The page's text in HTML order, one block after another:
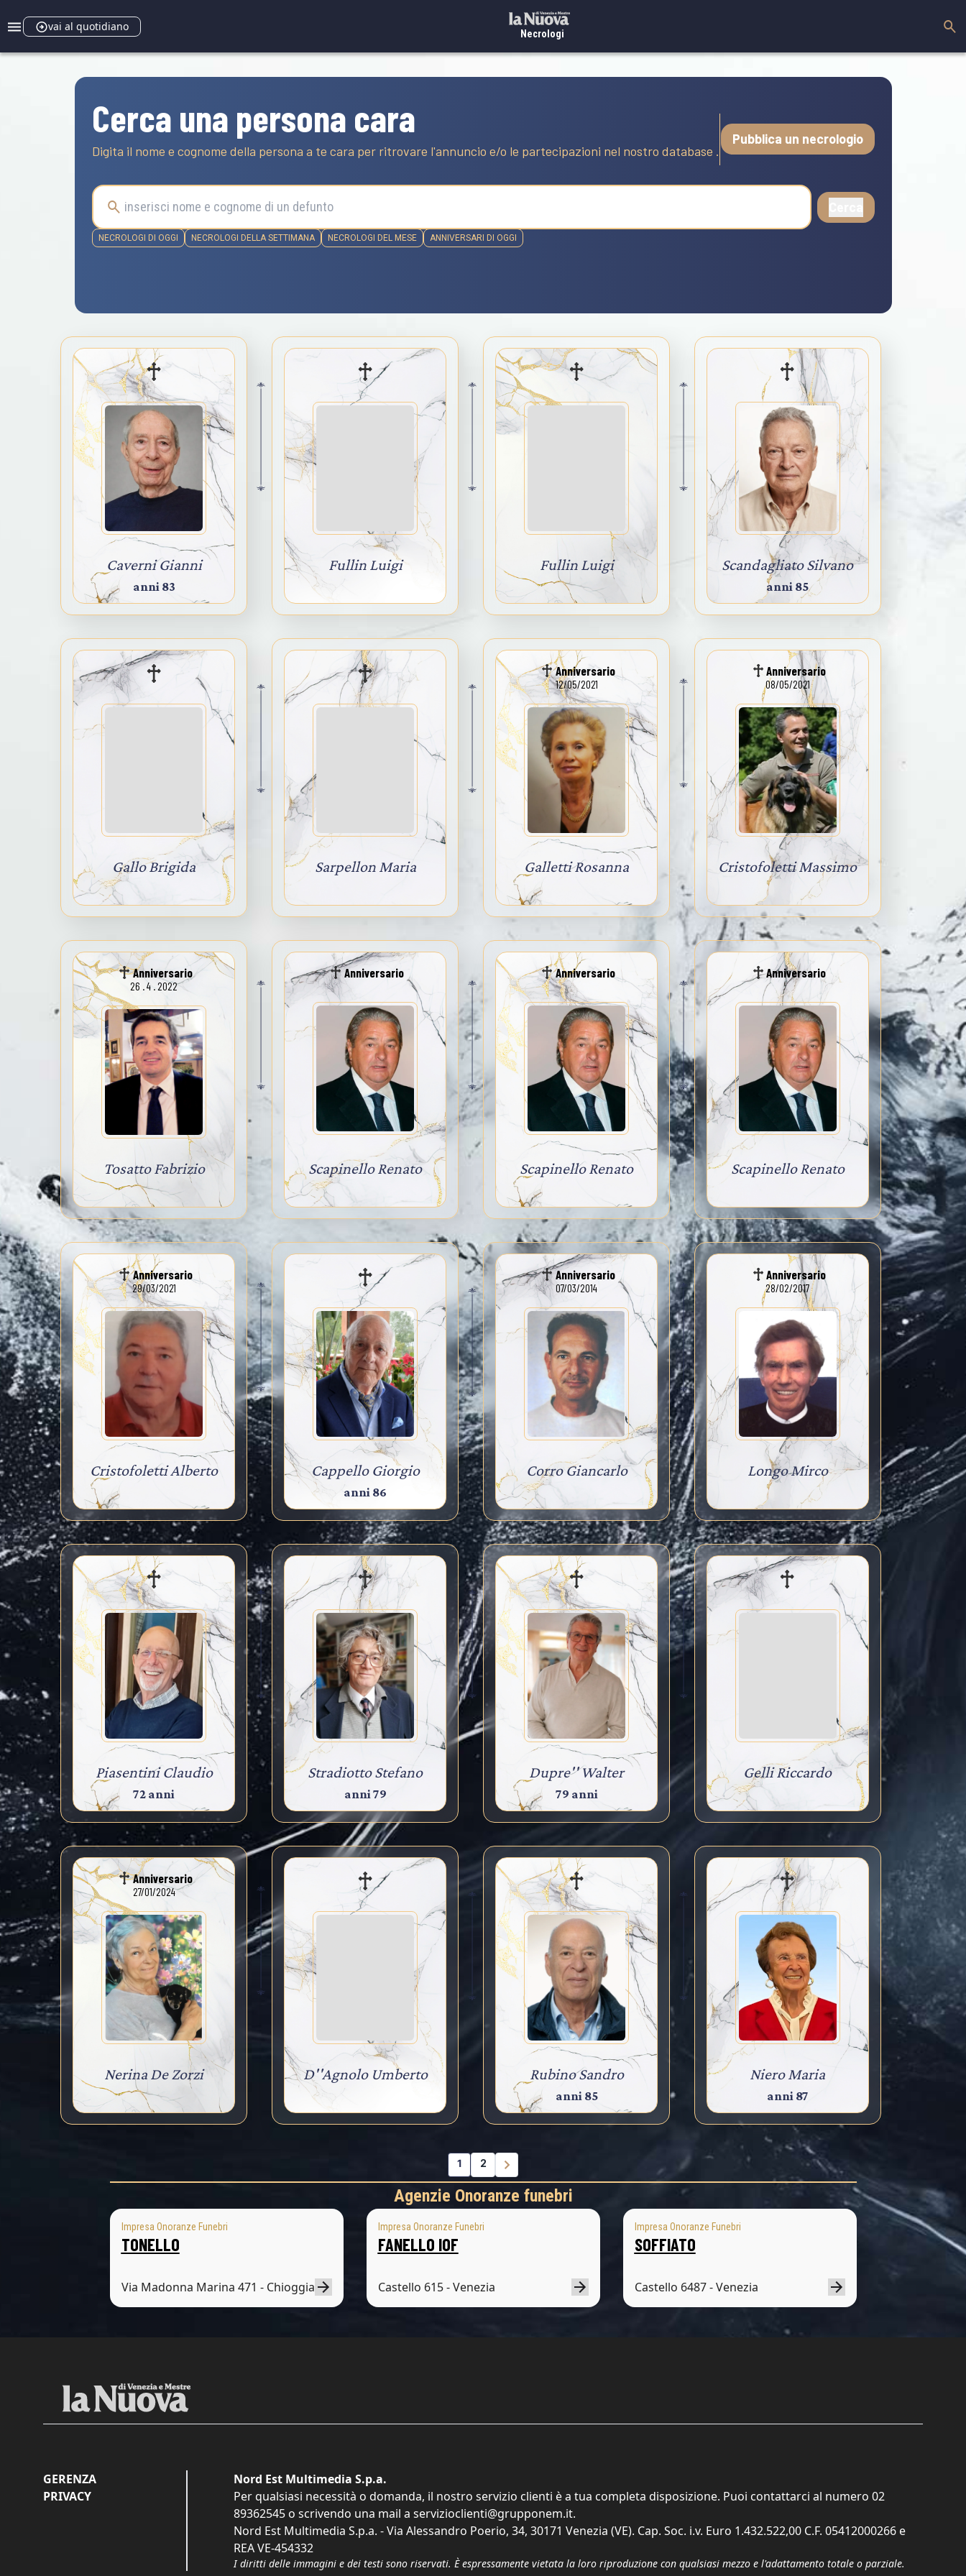
vai al quotidiano
Necrologi
Cerca una persona cara
Digita il nome e cognome della persona a te cara per ritrovare l'annuncio e/o le partecipazioni nel nostro database .
Pubblica un necrologio
NECROLOGI DI OGGI NECROLOGI DELLA SETTIMANA NECROLOGI DEL MESE ANNIVERSARI DI OGGI
Caverni Gianni
anni 83
Fullin Luigi Fullin Luigi Scandagliato Silvano
anni 85
Gallo Brigida Sarpellon Maria
Anniversario
12/05/2021
Galletti Rosanna
Anniversario
08/05/2021
Cristofoletti Massimo
Anniversario
26 . 4 . 2022
Tosatto Fabrizio
Anniversario
Scapinello Renato
Anniversario
Scapinello Renato
Anniversario
Scapinello Renato
Anniversario
29/03/2021
Cristofoletti Alberto Cappello Giorgio
anni 86
Anniversario
07/03/2014
Corro Giancarlo
Anniversario
28/02/2017
Longo Mirco
Piasentini Claudio
72 anni
Stradiotto Stefano
anni 79
Dupre'' Walter
79 anni
Gelli Riccardo
Anniversario
27/01/2024
Nerina De Zorzi D''Agnolo Umberto Rubino Sandro
anni 85
Niero Maria
anni 87
1 2
Agenzie Onoranze funebri
Impresa Onoranze Funebri
TONELLO
Via Madonna Marina 471 - Chioggia
Impresa Onoranze Funebri
FANELLO IOF
Castello 615 - Venezia
Impresa Onoranze Funebri
SOFFIATO
Castello 6487 - Venezia
GERENZA
PRIVACY
Nord Est Multimedia S.p.a.
Per qualsiasi necessità o domanda, il nostro servizio clienti è a tua completa disposizione. Puoi contattarci al numero 02
89362545 o scrivendo una mail a servizioclienti@grupponem.it.
Nord Est Multimedia S.p.a. - Via Alessandro Poerio, 34, 30171 Venezia (VE). Cap. Soc. i.v. Euro 1.432.522,00 C.F. 05412000266 e
REA VE-454332
I diritti delle immagini e dei testi sono riservati. È espressamente vietata la loro riproduzione con qualsiasi mezzo e l'adattamento totale o parziale.